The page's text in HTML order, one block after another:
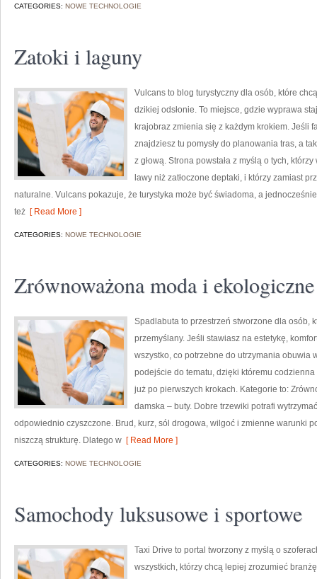
CATEGORIES: NOWE TECHNOLOGIE
Zatoki i laguny
Vulcans to blog turystyczny dla osób, które
dzikiej odsłonie. To miejsce, gdzie wyprawa
krajobraz zmienia się z każdym krokiem. Jeśli
znajdziesz tu pomysły do planowania tras, a
z głową. Strona powstała z myślą o tych,
lawy niż zatłoczone deptaki, i którzy zamiast
naturalne. Vulcans pokazuje, że turystyka może być świadoma, a
też [ Read More ]
CATEGORIES: NOWE TECHNOLOGIE
Zrównoważona moda i
Spadlabuta to przestrzeń stworzone dla osób,
przemyślany. Jeśli stawiasz na estetykę,
wszystko, co potrzebne do utrzymania obuwia
podejście do tematu, dzięki któremu
już po pierwszych krokach. Kategorie to:
damska – buty. Dobre trzewiki potrafi
odpowiednio czyszczone. Brud, kurz, sól drogowa, wilgoć i zmienne warunki
niszczą strukturę. Dlatego w [ Read More ]
CATEGORIES: NOWE TECHNOLOGIE
Samochody luksusowe i sportowe
Taxi Drive to portal tworzony z myślą o
wszystkich, którzy chcą lepiej zrozumieć